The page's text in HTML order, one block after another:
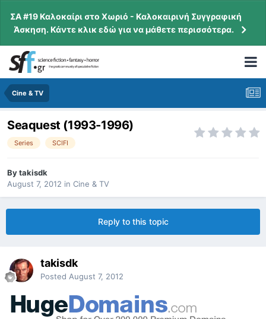
ΣΑ #19 Καλοκαίρι στο Χωριό - Καλοκαιρινή Συγγραφική
Άσκηση. Κάντε κλικ εδώ για να μάθετε περισσότερα.
Cine & TV
Seaquest (1993-1996)
Series SCIFI
Bytakisdk
August 7, 2012 in Cine & TV
Reply to this topic
takisdk
Posted August 7, 2012